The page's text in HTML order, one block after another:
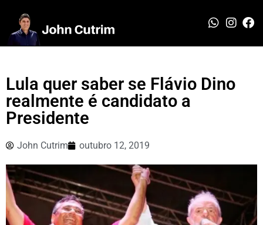
Lula quer saber se Flávio Dino
realmente é candidato a
Presidente
John Cutrim outubro 12, 2019